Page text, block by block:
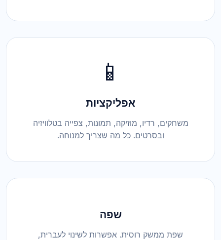
📱
אפליקציות
משחקים, רדיו, מוזיקה, תמונות, צפייה בטלוויזיה
ובסרטים. כל מה שצריך למנוחה.
שפה
שפת ממשק רוסית. אפשרות לשינוי לעברית,